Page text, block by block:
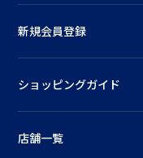
新規会員登録
ショッピングガイド
店舗一覧